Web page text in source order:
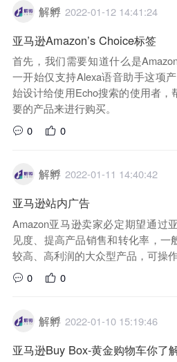
解孵 2022-01-12 14:41:24
亚马逊Amazon’s Choice标签
首先，我们需要知道什么是
一开始仅支持Alexa语音助手这项
始设计给使用Echo搜索的使用者
要的产品来进行购买。
0
0
解孵 2022-01-11 14:40:42
亚马逊站内广告
Amazon亚马逊卖家必定期望通过
见度、提高产品销售和转化率，一
较高、高利润的大众型产品，可操
0
0
解孵 2022-01-10 15:19:46
亚马逊Buy Box-黄金购物车你了